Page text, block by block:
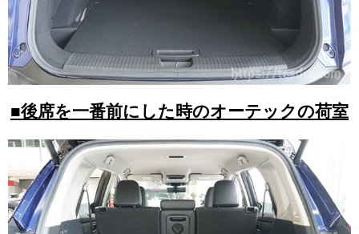
■後席を一番前にした時のオーテックの荷室